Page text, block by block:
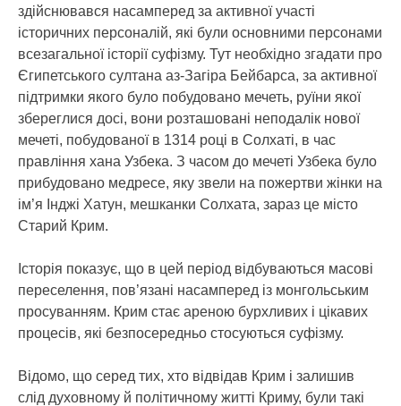
здійснювався насамперед за активної участі
історичних персоналій, які були основними персонами
всезагальної історії суфізму. Тут необхідно згадати про
Єгипетського султана аз-Загіра Бейбарса, за активної
підтримки якого було побудовано мечеть, руїни якої
збереглися досі, вони розташовані неподалік нової
мечеті, побудованої в 1314 році в Солхаті, в час
правління хана Узбека. З часом до мечеті Узбека було
прибудовано медресе, яку звели на пожертви жінки на
ім’я Інджі Хатун, мешканки Солхата, зараз це місто
Старий Крим.
Історія показує, що в цей період відбуваються масові
переселення, пов’язані насамперед із монгольським
просуванням. Крим стає ареною бурхливих і цікавих
процесів, які безпосередньо стосуються суфізму.
Відомо, що серед тих, хто відвідав Крим і залишив
слід духовному й політичному житті Криму, були такі